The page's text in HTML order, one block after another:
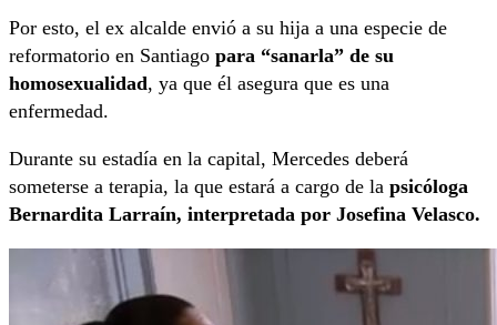
Por esto, el ex alcalde envió a su hija a una especie de
reformatorio en Santiago para “sanarla” de su
homosexualidad, ya que él asegura que es una
enfermedad.
Durante su estadía en la capital, Mercedes deberá
someterse a terapia, la que estará a cargo de la psicóloga
Bernardita Larraín, interpretada por Josefina Velasco.